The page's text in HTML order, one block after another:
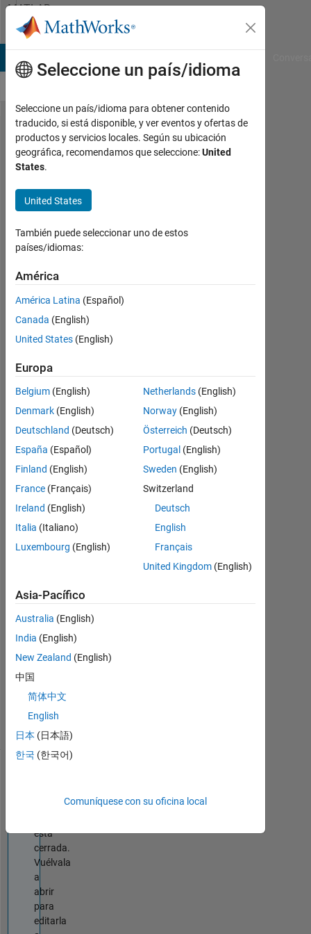
Saltar al contenido
MATLAB
Answers
i have the
observation
z(n) a
values and
called back
shift
operator .
when B
intervention
on any
observation
z(n) give
me the
previous
observation
as
following
9
En.
2017
0
Respuestas
Actualizado
a las 20 Ag.
2021
4 Visualizaciones
(30 días)
está
cerrada.
Vuélvala
a
abrir
para
editarla
Seleccione un país/idioma
Seleccione un país/idioma para obtener contenido
traducido, si está disponible, y ver eventos y ofertas de
productos y servicios locales. Según su ubicación
geográfica, recomendamos que seleccione:United
States.
United States
También puede seleccionar uno de estos
países/idiomas:
América
América Latina (Español)
Canada (English)
United States (English)
Europa
Belgium (English)
Denmark (English)
Deutschland (Deutsch)
España (Español)
Finland (English)
France (Français)
Ireland (English)
Italia (Italiano)
Luxembourg (English)
Netherlands(English)
Norway(English)
Österreich (Deutsch)
Portugal (English)
Sweden (English)
Switzerland
Deutsch
English
Français
United Kingdom(English)
Asia-Pacífico
Australia (English)
India (English)
New Zealand (English)
中国
简体中文
English
日本 (日本語)
한국 (한국어)
Comuníquese con su oficina local